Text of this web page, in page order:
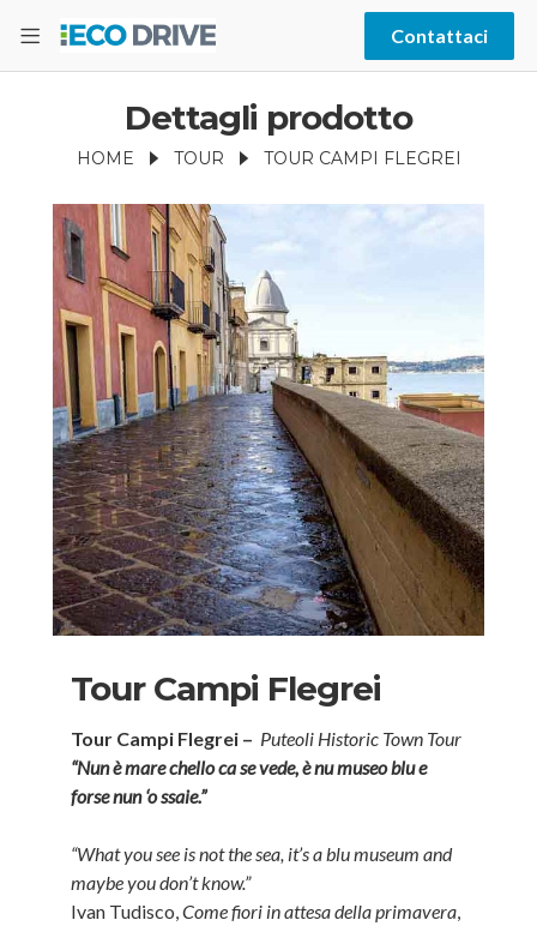
Contattaci
Dettagli prodotto
HOME TOUR TOUR CAMPI FLEGREI
Tour Campi Flegrei
Tour Campi Flegrei – Puteoli Historic Town Tour
“Nun è mare chello ca se vede, è nu museo blu e
forse nun ‘o ssaie.”
“What you see is not the sea, it’s a blu museum and
maybe you don’t know.”
Ivan Tudisco,Come fiori in attesa della primavera,